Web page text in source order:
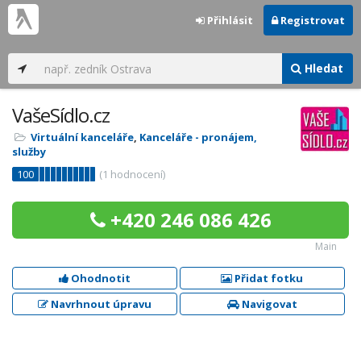
Hledat
Přihlásit Registrovat
VašeSídlo.cz
Virtuální kanceláře, Kanceláře - pronájem,
služby
100
(1 hodnocení)
+420 246 086 426
Main
Ohodnotit
Přidat fotku
Navrhnout úpravu
Navigovat